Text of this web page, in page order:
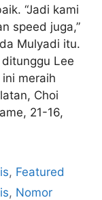
“Jadi kami
speed juga,”
Mulyadi itu.
Lee
meraih
Choi
21-16,
, Featured
, Nomor